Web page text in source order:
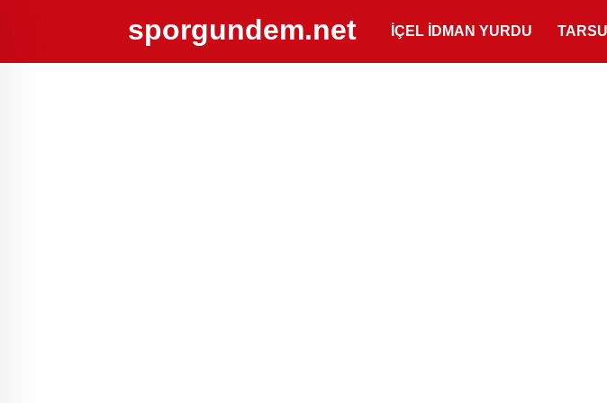
sporgundem.net İÇEL İDMAN YURDU